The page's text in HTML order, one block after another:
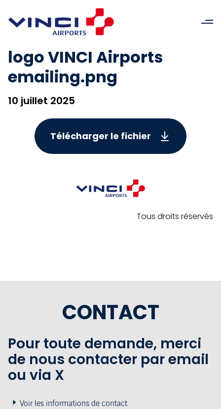
logo VINCI Airports
emailing.png
10 juillet 2025
Télécharger le fichier
Tous droits réservés
CONTACT
Pour toute demande, merci
de nous contacter par email
ou via X
Voir les informations de contact